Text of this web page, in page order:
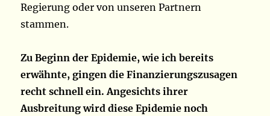
Regierung oder von unseren Partnern
stammen.
Zu Beginn der Epidemie, wie ich bereits
erwähnte, gingen die Finanzierungszusagen
recht schnell ein. Angesichts ihrer
Ausbreitung wird diese Epidemie noch